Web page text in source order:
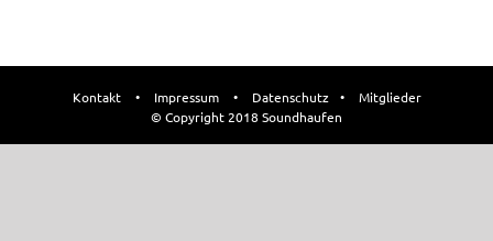
Kontakt • Impressum • Datenschutz •
Mitglieder
© Copyright 2018 Soundhaufen